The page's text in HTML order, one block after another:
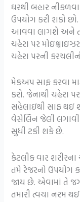
ઘરથી બહાર
ઉપયોગ કરી શકો
આવવા લાગશે અને
ચહેરા પર
ચહેરા પરની
મેકઅપ સાફ કરવા
કરો. જેનાથી
સહેલાઇથી સાફ થઇ
વેસેલિન જેલી
સુધી ટકી શકે છે.
કેટલીક વાર
તમે રેજરનો ઉપયોગ
જાય છે. એવામાં તે
તમારી ત્વચા નરમ